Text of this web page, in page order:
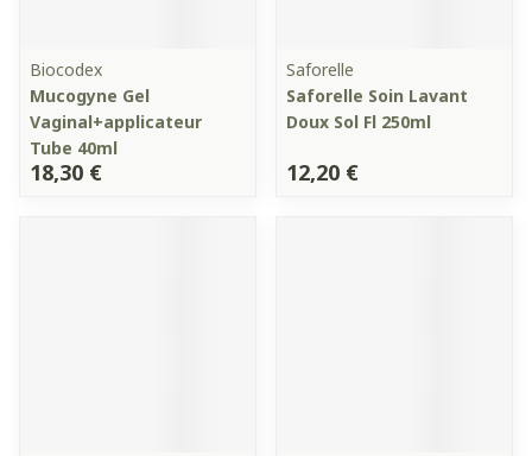
Biocodex
Mucogyne Gel
Vaginal+applicateur
Tube 40ml
18,30 €
Saforelle
Saforelle Soin Lavant
Doux Sol Fl 250ml
12,20 €